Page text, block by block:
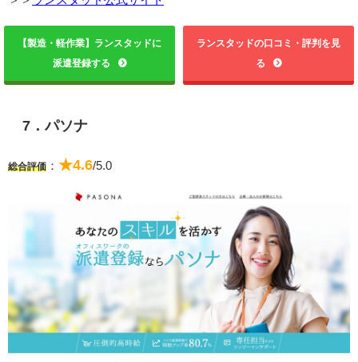
【製造・軽作業】ランスタッドに
派遣登録する
ランスタッドの口コミ・評判を見
る
7．パソナ
総合評価 ： ★4.6/5.0